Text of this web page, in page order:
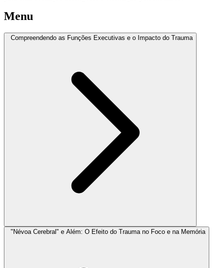
Menu
Compreendendo as Funções Executivas e o Impacto do Trauma
"Névoa Cerebral" e Além: O Efeito do Trauma no Foco e na Memória